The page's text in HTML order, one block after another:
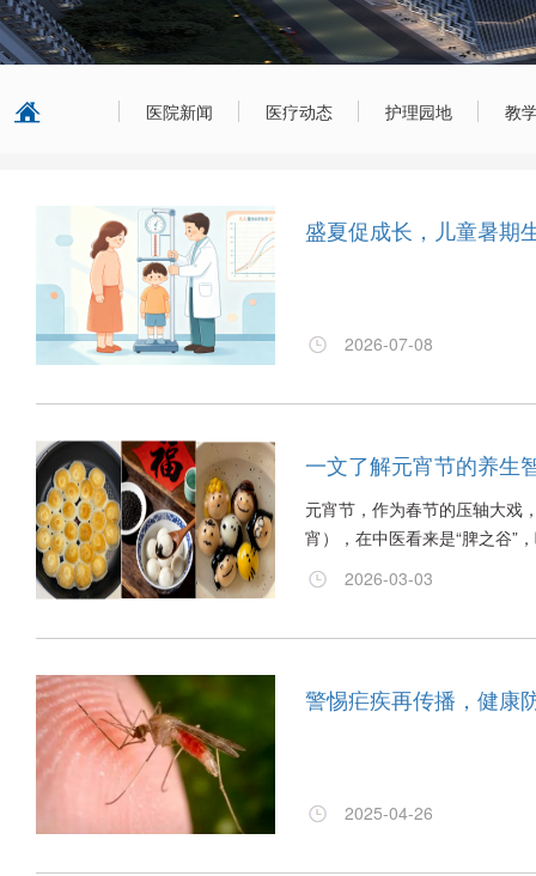
医院新闻 医疗动态 护理园地 教
盛夏促成长，儿童暑期
2026-07-08
一文了解元宵节的养生
元宵节，作为春节的压轴大戏
宵），在中医看来是“脾之谷”
2026-03-03
警惕疟疾再传播，健康
2025-04-26